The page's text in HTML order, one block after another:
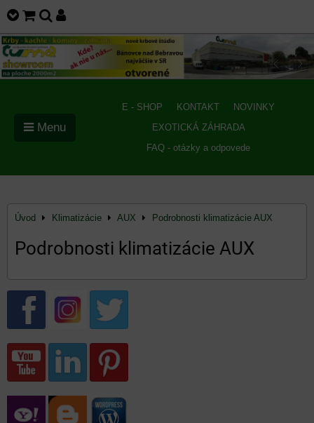
E - SHOP KONTAKT
NOVINKY
EXOTICKÁ ZÁHRADA
FAQ - otázky a odpovede
Menu
Úvod Klimatizácie AUX Podrobnosti klimatizácie AUX
Podrobnosti klimatizácie AUX